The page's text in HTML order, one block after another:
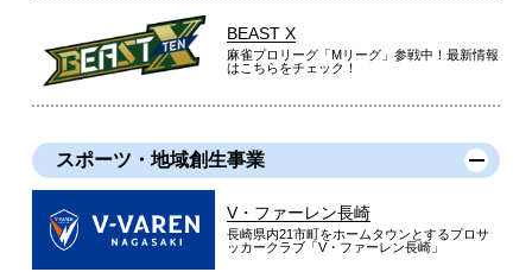
BEAST X
麻雀プロリーグ「Mリーグ」参戦中！最新情報
はこちらをチェック！
スポーツ・地域創生事業
V・ファーレン長崎
長崎県内21市町をホームタウンとするプロサ
ッカークラブ「V・ファーレン長崎」